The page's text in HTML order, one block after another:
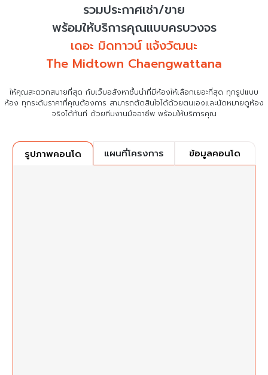
รวมประกาศเช่า/ขาย
พร้อมให้บริการคุณแบบครบวงจร
เดอะ มิดทาวน์ แจ้งวัฒนะ
The Midtown Chaengwattana
ให้คุณสะดวกสบายที่สุด กับเว็บอสังหาชั้นนำที่มีห้องให้เลือกเยอะที่สุด ทุกรูปแบบ
ห้อง ทุกระดับราคาที่คุณต้องการ สามารถตัดสินใจได้ด้วยตนเองและนัดหมายดูห้อง
จริงได้ทันที ด้วยทีมงานมืออาชีพ พร้อมให้บริการคุณ
รูปภาพคอนโด แผนที่โครงการ ข้อมูลคอนโด